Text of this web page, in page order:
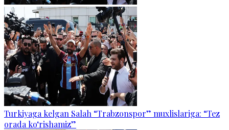
Turkiyaga kelgan Salah “Trabzonspor” muxlislariga: “Tez
orada ko‘rishamiz”